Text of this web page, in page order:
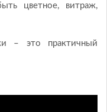
цветное, витраж,
– это практичный